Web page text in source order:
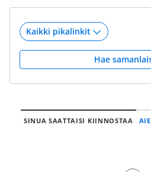
Hae
SINUA SAATTAISI KIINNOSTAA